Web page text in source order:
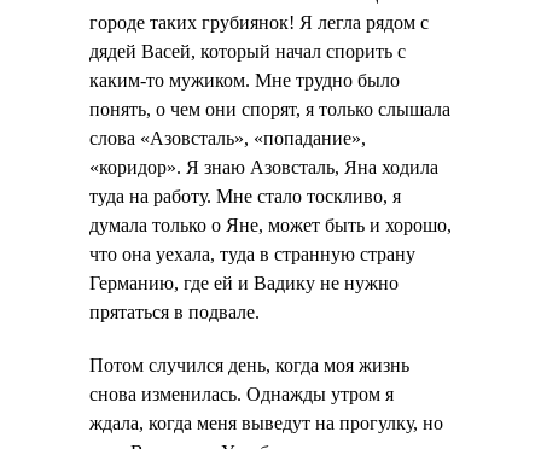
городе таких грубиянок! Я легла рядом с
дядей Васей, который начал спорить с
каким-то мужиком. Мне трудно было
понять, о чем они спорят, я только слышала
слова «Азовсталь», «попадание»,
«коридор». Я знаю Азовсталь, Яна ходила
туда на работу. Мне стало тоскливо, я
думала только о Яне, может быть и хорошо,
что она уехала, туда в странную страну
Германию, где ей и Вадику не нужно
прятаться в подвале.
Потом случился день, когда моя жизнь
снова изменилась. Однажды утром я
ждала, когда меня выведут на прогулку, но